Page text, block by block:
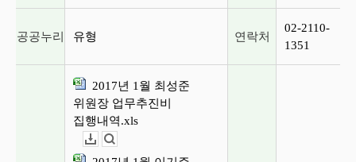
공공누리 유형 연락처
02-2110-
1351
2017년 1월 최성준
위원장 업무추진비
집행내역.xls